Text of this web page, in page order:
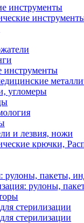
инструменты
инструменты
угломеры
и лезвия, ножи
крючки,
рулоны, пакеты,
рулоны,
стерилизации
стерилизации